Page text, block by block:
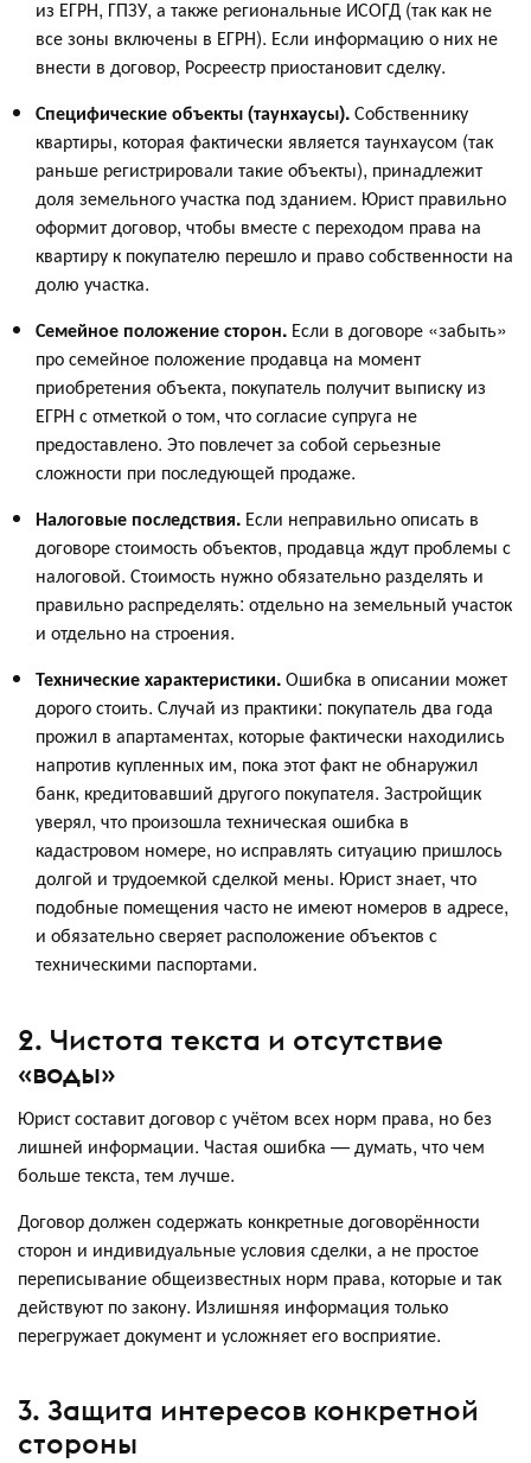
из ЕГРН, ГПЗУ, а также региональные ИСОГД (так как не
все зоны включены в ЕГРН). Если информацию о них не
внести в договор, Росреестр приостановит сделку.
Специфические объекты (таунхаусы).Собственнику
квартиры, которая фактически является таунхаусом (так
раньше регистрировали такие объекты), принадлежит
доля земельного участка под зданием. Юрист правильно
оформит договор, чтобы вместе с переходом права на
квартиру к покупателю перешло и право собственности на
долю участка.
Семейное положение сторон. Если в договоре «забыть»
про семейное положение продавца на момент
приобретения объекта, покупатель получит выписку из
ЕГРН с отметкой о том, что согласие супруга не
предоставлено. Это повлечет за собой серьезные
сложности при последующей продаже.
Налоговые последствия. Если неправильно описать в
договоре стоимость объектов, продавца ждут проблемы с
налоговой. Стоимость нужно обязательно разделять и
правильно распределять: отдельно на земельный участок
и отдельно на строения.
Технические характеристики.Ошибка в описании может
дорого стоить. Случай из практики: покупатель два года
прожил в апартаментах, которые фактически находились
напротив купленных им, пока этот факт не обнаружил
банк, кредитовавший другого покупателя. Застройщик
уверял, что произошла техническая ошибка в
кадастровом номере, но исправлять ситуацию пришлось
долгой и трудоемкой сделкой мены. Юрист знает, что
подобные помещения часто не имеют номеров в адресе,
и обязательно сверяет расположение объектов с
техническими паспортами.
2. Чистота текста и отсутствие
«воды»
Юрист составит договор с учётом всех норм права, но без
лишней информации. Частая ошибка — думать, что чем
больше текста, тем лучше.
Договор должен содержать конкретные договорённости
сторон и индивидуальные условия сделки, а не простое
переписывание общеизвестных норм права, которые и так
действуют по закону. Излишняя информация только
перегружает документ и усложняет его восприятие.
3. Защита интересов конкретной
стороны